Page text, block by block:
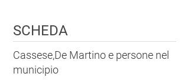
SCHEDA
Cassese,De Martino e persone nel
municipio